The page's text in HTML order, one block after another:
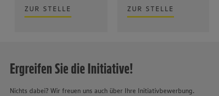
ZUR STELLE ZUR STELLE
Ergreifen Sie die Initiative!
Nichts dabei? Wir freuen uns auch über Ihre Initiativbewerbung.